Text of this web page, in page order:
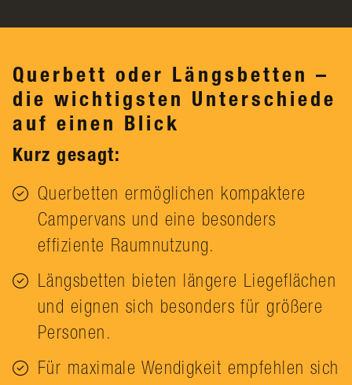
Querbett oder Längsbetten –
die wichtigsten Unterschiede
auf einen Blick
Kurz gesagt:
Querbetten ermöglichen kompaktere
Campervans und eine besonders
effiziente Raumnutzung.
Längsbetten bieten längere Liegeflächen
und eignen sich besonders für größere
Personen.
Für maximale Wendigkeit empfehlen sich